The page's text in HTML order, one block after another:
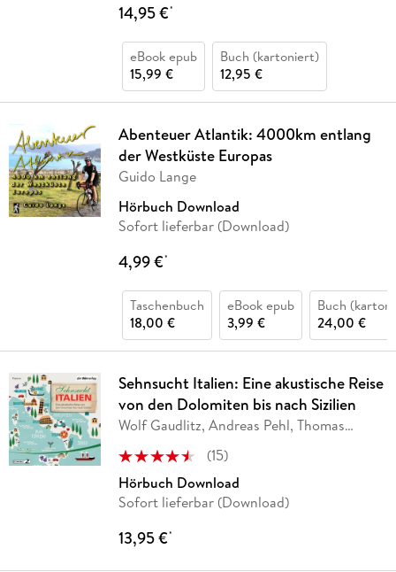
14,95 €*
eBook epub
15,99 €
Buch (kartoniert)
12,95 €
Abenteuer Atlantik: 4000km entlang
der Westküste Europas
Guido Lange
Hörbuch Download
Sofort lieferbar (Download)
4,99 €*
Taschenbuch
18,00 €
eBook epub
3,99 €
Buch
24,00 €
Sehnsucht Italien: Eine akustische Reise
von den Dolomiten bis nach Sizilien
Wolf Gaudlitz, Andreas Pehl, Thomas
(15)
Hörbuch Download
Sofort lieferbar (Download)
13,95 €*